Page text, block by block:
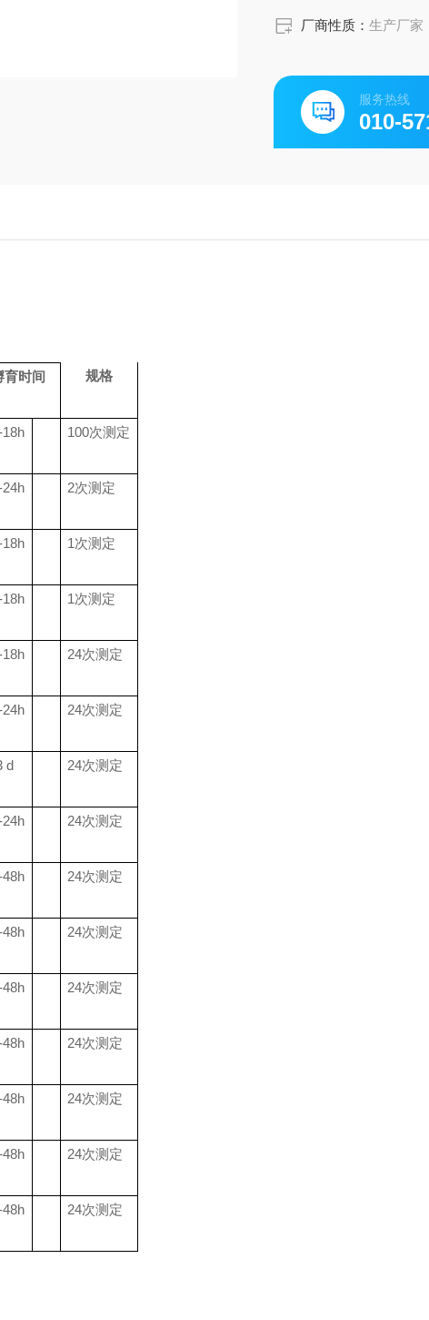
厂商性质：生产厂家
服务热线
010-
育时间 规格
18h 100次测定
24h 2次测定
18h 1次测定
18h 1次测定
18h 24次测定
24h 24次测定
d 24次测定
24h 24次测定
48h 24次测定
48h 24次测定
48h 24次测定
48h 24次测定
48h 24次测定
48h 24次测定
48h 24次测定